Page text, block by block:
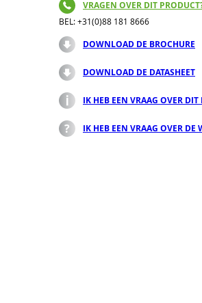
VRAGEN OVER DIT
BEL: +31(0)88 181 8666
DOWNLOAD DE BROCHURE
DOWNLOAD DE DATASHEET
IK HEB EEN VRAAG OVER DIT
IK HEB EEN VRAAG OVER DE